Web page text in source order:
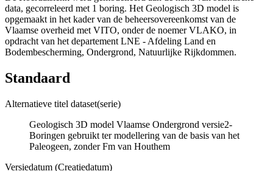
data, gecorreleerd met 1 boring. Het Geologisch 3D model is
opgemaakt in het kader van de beheersovereenkomst van de
Vlaamse overheid met VITO, onder de noemer VLAKO, in
opdracht van het departement LNE - Afdeling Land en
Bodembescherming, Ondergrond, Natuurlijke Rijkdommen.
Standaard
Alternatieve titel dataset(serie)
Geologisch 3D model Vlaamse Ondergrond versie2-
Boringen gebruikt ter modellering van de basis van het
Paleogeen, zonder Fm van Houthem
Versiedatum (Creatiedatum)